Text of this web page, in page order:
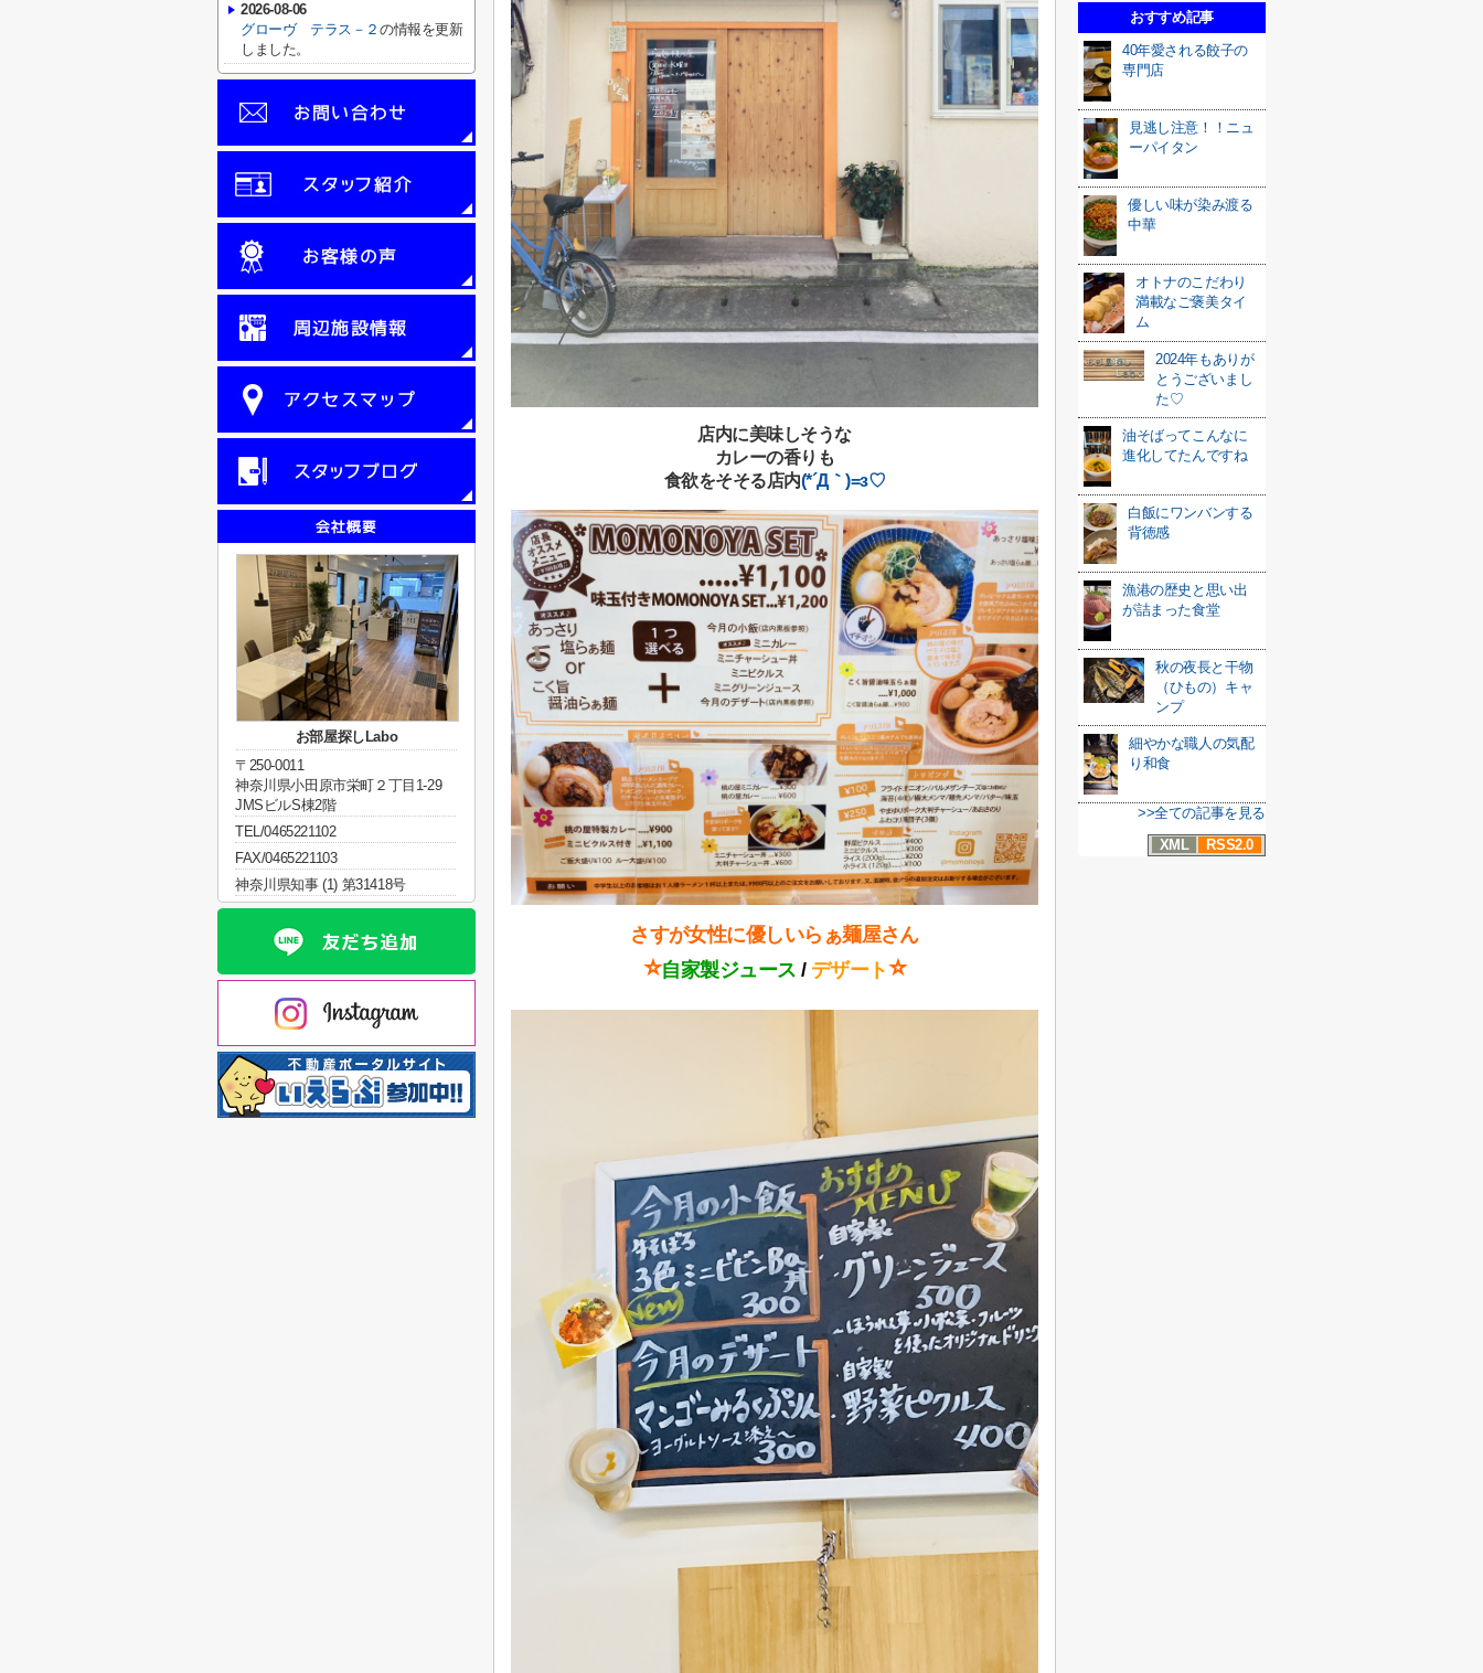
店内に美味しそうな
カレーの香りも
食欲をそそる店内(*´Д｀)=з♡
さすが女性に優しいらぁ麺屋さん
⭐自家製ジュース / デザート⭐
おすすめ記事
40年愛される餃子の
専門店
見逃し注意！！ニュ
ーパイタン
優しい味が染み渡る
中華
オトナのこだわり
満載なご褒美タイ
ム
2024年もありが
とうございまし
た♡
油そばってこんなに
進化してたんですね
白飯にワンバンする
背徳感
漁港の歴史と思い出
が詰まった食堂
秋の夜長と干物
（ひもの）キャ
ンプ
細やかな職人の気配
り和食
>>全ての記事を見る
XML
RSS2.0
2026-08-06
グローヴ テラス－２の情報を更新
しました。
お部屋探しLabo
〒250-0011
神奈川県小田原市栄町２丁目1-29
JMSビルS棟2階
TEL/0465221102
FAX/0465221103
神奈川県知事 (1) 第31418号